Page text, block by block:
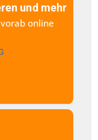
und mehr
online